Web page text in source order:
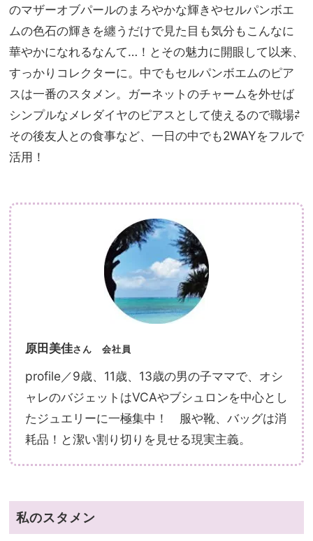
のマザーオブパールのまろやかな輝きやセルパンボエ
ムの色石の輝きを纏うだけで見た目も気分もこんなに
華やかになれるなんて…！とその魅力に開眼して以来、
すっかりコレクターに。中でもセルパンボエムのピア
スは一番のスタメン。ガーネットのチャームを外せば
シンプルなメレダイヤのピアスとして使えるので職場⇄
その後友人との食事など、一日の中でも2WAYをフルで
活用！
原田美佳さん 会社員
profile／9歳、11歳、13歳の男の子ママで、オシ
ャレのバジェットはVCAやブシュロンを中心とし
たジュエリーに一極集中！ 服や靴、バッグは消
耗品！と潔い割り切りを見せる現実主義。
私のスタメン